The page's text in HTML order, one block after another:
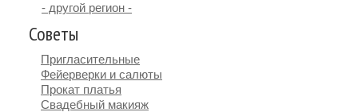
- другой регион -
Советы
Пригласительные
Фейерверки и салюты
Прокат платья
Свадебный макияж